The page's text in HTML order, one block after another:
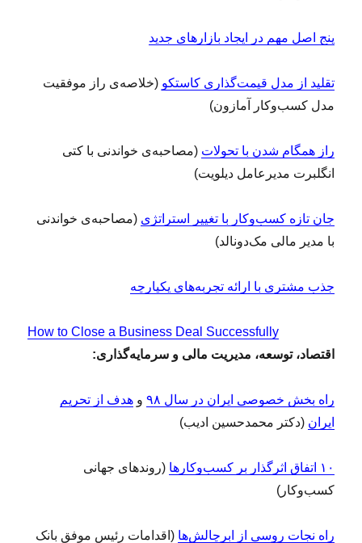
پنج اصل مهم در ایجاد بازارهای جدید
تقلید از مدل قیمت‌گذاری کاستکو (خلاصه‌ی راز موفقیت
مدل کسب‌وکار آمازون)
راز همگام شدن با تحولات (مصاحبه‌ی خواندنی با کتی
انگلبرت مدیرعامل دیلویت)
جان تازه کسب‌وکار با تغییر استراتژی (مصاحبه‌ی خواندنی
با مدیر مالی مک‌دونالد)
جذب مشتری با ارائه تجربه‌های یکپارچه
How to Close a Business Deal Successfully
اقتصاد، توسعه، مدیریت مالی و سرمایه‌گذاری:
راه بخش خصوصی ایران در سال ۹۸ وهدف از تحریم
ایران (دکتر محمدحسین ادیب)
۱۰ اتفاق اثرگذار بر کسب‌وکارها
(روندهای جهانی
کسب‌وکار)
راه نجات روسی از ابرچالش‌ها (اقدامات رئیس موفق بانک